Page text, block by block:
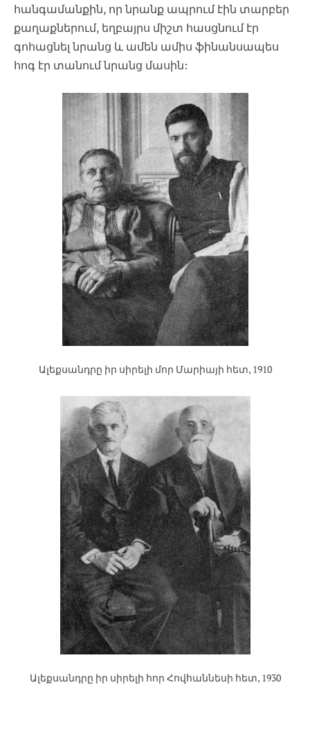
հանգամանքին, որ նրանք ապրում էին տարբեր
քաղաքներում, եղբայրս միշտ հասցնում էր
գոհացնել նրանց և ամեն ամիս ֆինանսապես
հոգ էր տանում նրանց մասին:
Ալեքսանդրը իր սիրելի մոր Մարիայի հետ, 1910
Ալեքսանդրը իր սիրելի հոր Հովհաննեսի հետ, 1930